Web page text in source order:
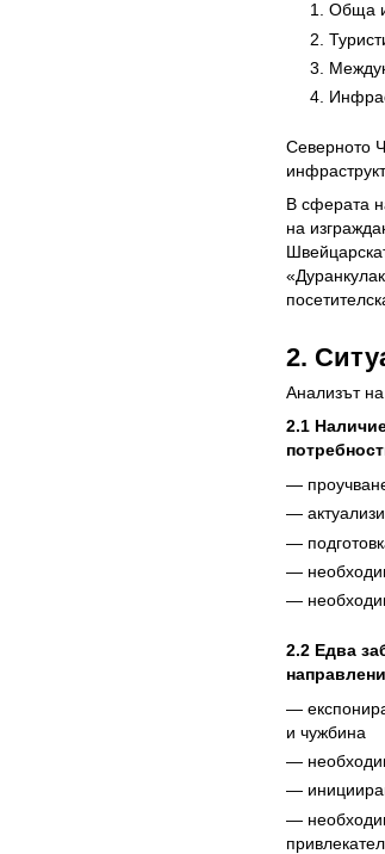
Обща
Северното
В сферата
на
2.
Анализът
2.1
—
—
—
—
—
2.2 Едва
—
и чужбина
—
—
—